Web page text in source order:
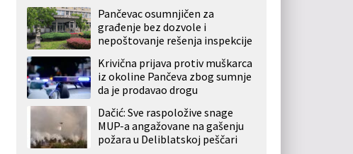
Pančevac osumnjičen za
građenje bez dozvole i
nepoštovanje rešenja inspekcije
Krivična prijava protiv muškarca
iz okoline Pančeva zbog sumnje
da je prodavao drogu
Dačić: Sve raspoložive snage
MUP-a angažovane na gašenju
požara u Deliblatskoj peščari